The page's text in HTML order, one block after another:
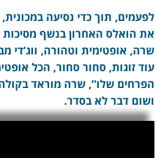
לפעמים, תוך כדי נסיעה
שרה, אופטימית וטהורה, ווג’די
עוד זוגות, סחור סחור, הכל
הפרחים שלו”, שרה מוראד
ושום דבר לא בסדר.